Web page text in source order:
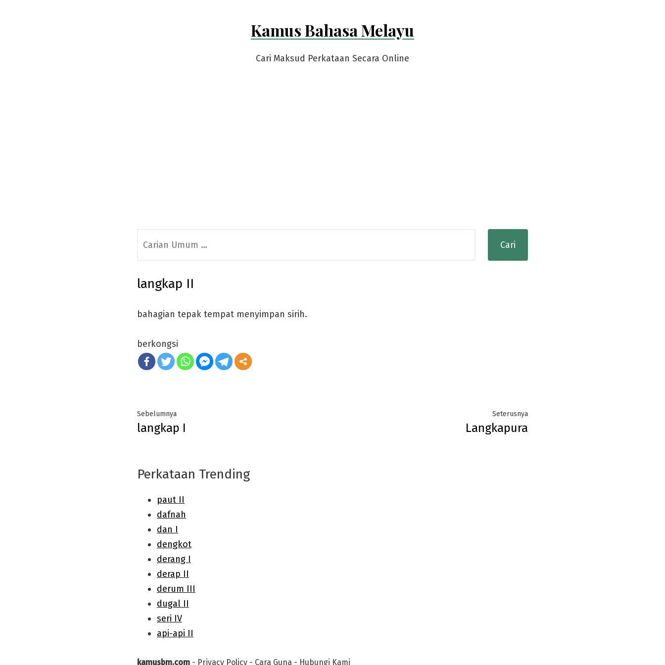
Kamus Bahasa Melayu
Cari Maksud Perkataan Secara Online
for:
langkap II
bahagian tepak tempat menyimpan sirih.
berkongsi
Post
navigation
SebelumnyaPrevious
post:
langkap I
SeterusnyaNext
Langkapura
Perkataan Trending
kamusbm.com - Privacy Policy - Cara Guna - Hubungi Kami